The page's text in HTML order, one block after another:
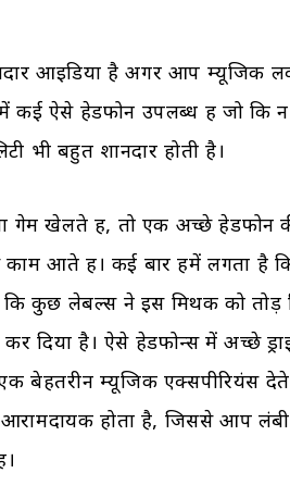
आइडिया है अगर आप म्यूजिक
कई ऐसे हेडफोन उपलब्ध हैं जो कि
भी बहुत शानदार होती है।
खेलते हैं, तो एक अच्छे हेडफोन
आते हैं। कई बार हमें लगता है
कि कुछ लेबल्स ने इस मिथक को
दिया है। ऐसे हेडफोन्स में अच्छे
बेहतरीन म्यूजिक एक्सपीरियंस
होता है, जिससे आप लंबी